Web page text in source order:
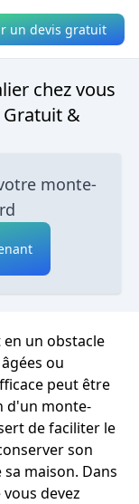
un devis gratuit
chez vous
Gratuit &
monte-
un obstacle
ou
peut être
d'un monte-
de faciliter le
son
maison. Dans
devez